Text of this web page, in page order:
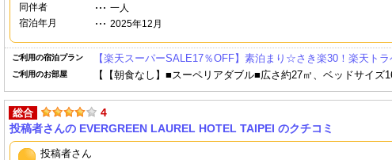
同伴者
一人
宿泊年月
2025年12月
ご利用の宿泊プラン 【楽天スーパーSALE17％OFF】素泊まり☆さき楽30！楽天ト
ご利用のお部屋 【【朝食なし】■スーペリアダブル■広さ約27㎡、ベッドサイズ
総合
4
投稿者さんの EVERGREEN LAUREL HOTEL TAIPEI のクチコミ
投稿者さん